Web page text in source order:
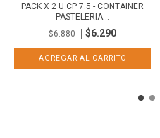
PACK X 2 U CP 7.5 - CONTAINER
PASTELERIA...
$6.880
$6.290